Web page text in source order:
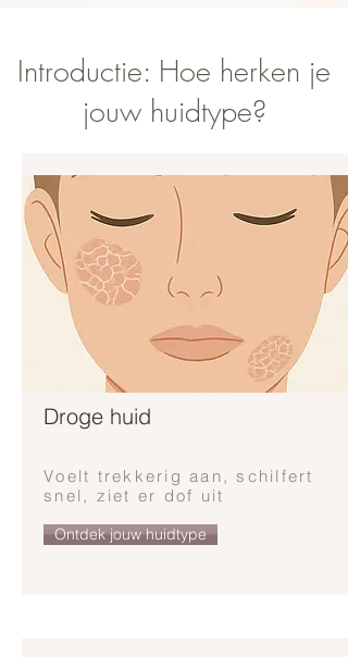
Introductie: Hoe herken je
jouw huidtype?
Droge huid
Voelt trekkerig aan, schilfert
snel, ziet er dof uit
Ontdek jouw huidtype